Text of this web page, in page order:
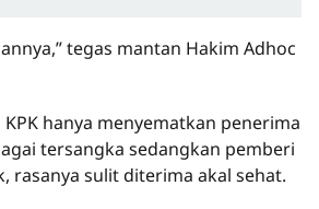
tegas mantan Hakim Adhoc
hanya menyematkan penerima
tersangka sedangkan pemberi
rasanya sulit diterima akal sehat.